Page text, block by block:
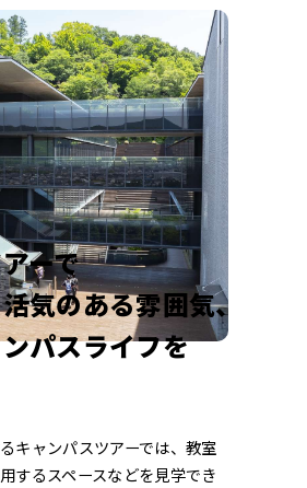
ーで
気のある雰囲気、
パスライフを
キャンパスツアーでは、 教室
するスペースなどを見学でき